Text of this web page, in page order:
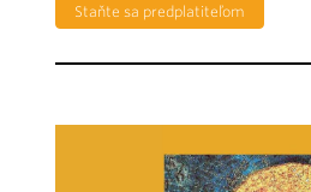
Staňte sa predplatiteľom